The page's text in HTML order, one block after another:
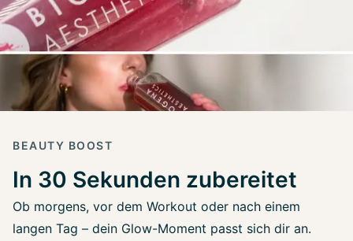
BEAUTY BOOST
In 30 Sekunden zubereitet
Ob morgens, vor dem Workout oder nach einem
langen Tag – dein Glow-Moment passt sich dir an.